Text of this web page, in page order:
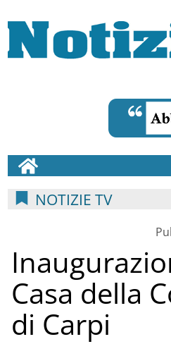
NOTIZIE TV
Casa della
di Carpi